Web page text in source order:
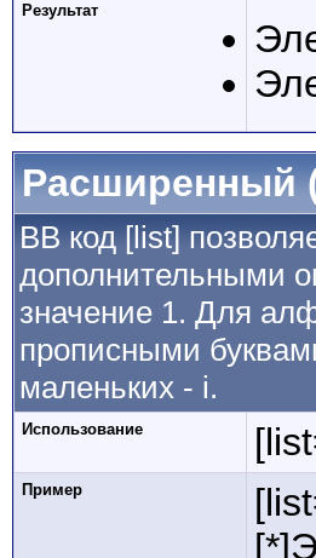
Результат
Расширенный
BB код [list]
дополнительными
значение 1. Для
прописными
маленьких - i.
Использование
Пример